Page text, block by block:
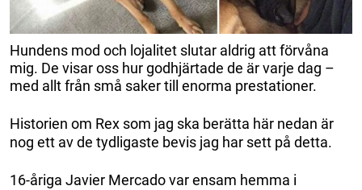
Hundens mod och lojalitet slutar aldrig att förvåna
mig. De visar oss hur godhjärtade de är varje dag –
med allt från små saker till enorma prestationer.
Historien om Rex som jag ska berätta här nedan är
nog ett av de tydligaste bevis jag har sett på detta.
16-åriga Javier Mercado var ensam hemma i